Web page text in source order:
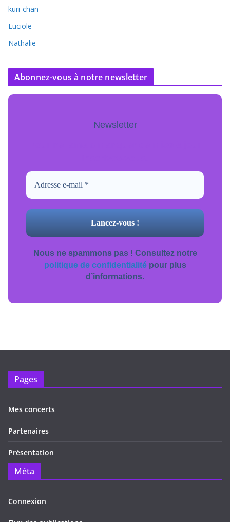
kuri-chan
Luciole
Nathalie
Abonnez-vous à notre newsletter
Newsletter
Nous ne spammons pas ! Consultez notre
politique de confidentialitépour plus
d’informations.
Pages
Mes concerts
Partenaires
Présentation
Méta
Connexion